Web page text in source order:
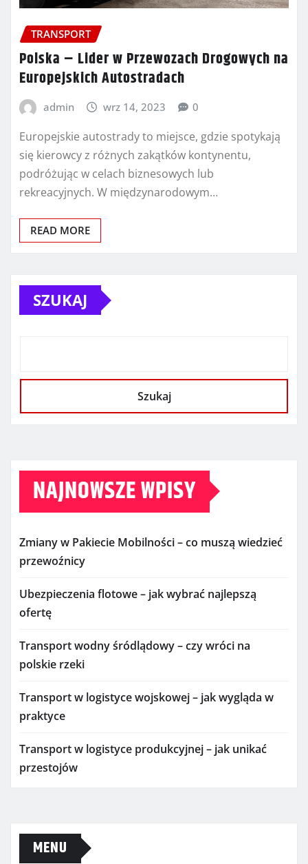
TRANSPORT
Polska – Lider w Przewozach Drogowych na
Europejskich Autostradach
admin wrz 14, 2023 0
Europejskie autostrady to miejsce, gdzie spotykają
się kierowcy z różnych zakątków kontynentu,
podróżując w celach biznesowych lub
rekreacyjnych. W międzynarodowym…
READ MORE
SZUKAJ
Szukaj
NAJNOWSZE WPISY
Zmiany w Pakiecie Mobilności – co muszą wiedzieć
przewoźnicy
Ubezpieczenia flotowe – jak wybrać najlepszą
ofertę
Transport wodny śródlądowy – czy wróci na
polskie rzeki
Transport w logistyce wojskowej – jak wygląda w
praktyce
Transport w logistyce produkcyjnej – jak unikać
przestojów
MENU